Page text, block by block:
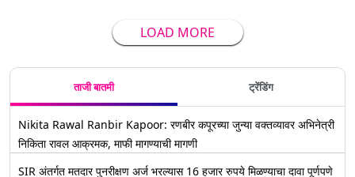
LOAD MORE
ताजी बातमी ट्रेंडिंग
Nikita Rawal Ranbir Kapoor: रणबीर कपूरच्या जुन्या वक्तव्यावर अभिनेत्री
निकिता रावल आक्रमक, माफी मागण्याची मागणी
SIR अंतर्गत मतदार पुनरीक्षण अर्ज भरल्यास 16 हजार रुपये मिळण्याचा दावा पूर्णपणे